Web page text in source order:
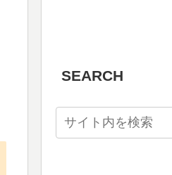
SEARCH